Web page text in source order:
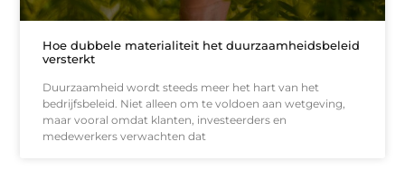
Hoe dubbele materialiteit het duurzaamheidsbeleid
versterkt
Duurzaamheid wordt steeds meer het hart van het
bedrijfsbeleid. Niet alleen om te voldoen aan wetgeving,
maar vooral omdat klanten, investeerders en
medewerkers verwachten dat